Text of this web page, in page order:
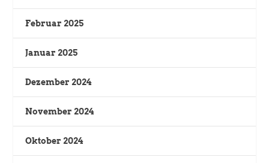
Februar 2025
Januar 2025
Dezember 2024
November 2024
Oktober 2024